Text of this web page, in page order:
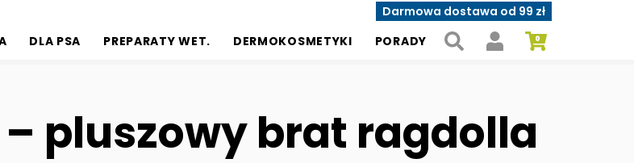
Darmowa dostawa od 99 zł
DLA PSA PREPARATY WET. DERMOKOSMETYKI PORADY
pluszowy brat ragdolla